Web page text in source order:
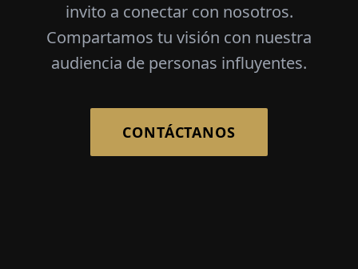
invito a conectar con nosotros.
Compartamos tu visión con nuestra
audiencia de personas influyentes.
CONTÁCTANOS